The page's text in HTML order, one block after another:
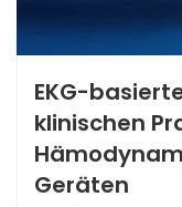
EKG-
klinischen
Geräten